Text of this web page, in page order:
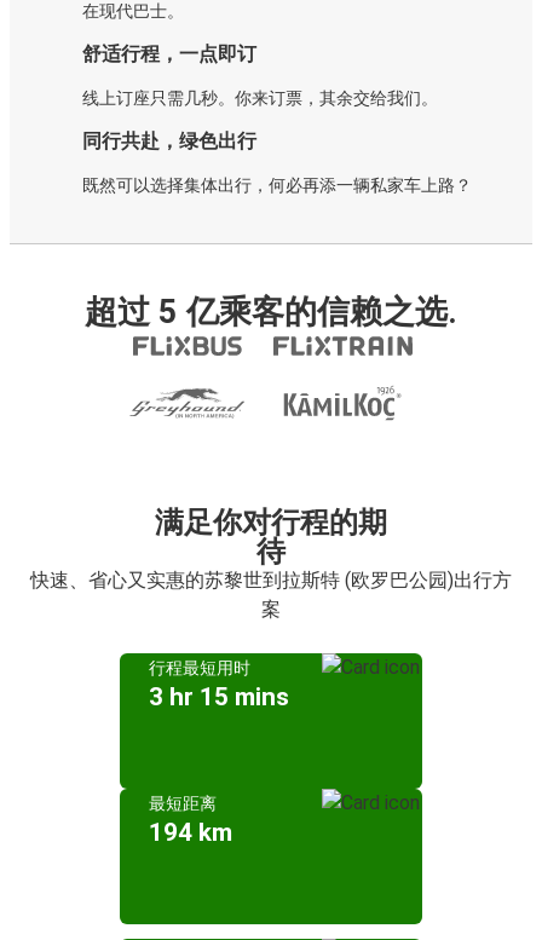
在现代巴士。
舒适行程，一点即订
线上订座只需几秒。你来订票，其余交给我们。
同行共赴，绿色出行
既然可以选择集体出行，何必再添一辆私家车上路？
超过 5 亿乘客的信赖之选.
满足你对行程的期
待
快速、省心又实惠的苏黎世到拉斯特 (欧罗巴公园)出行方
案
行程最短用时
3 hr 15 mins
最短距离
194 km